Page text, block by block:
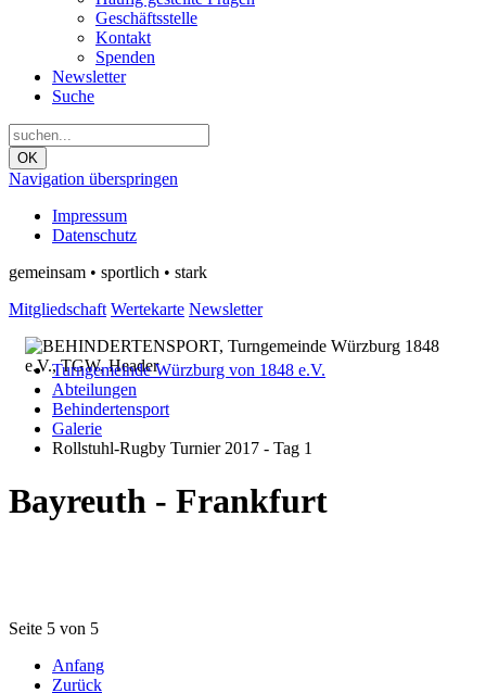
Geschäftsstelle
Kontakt
Spenden
Newsletter
Suche
OK
Navigation überspringen
Impressum
Datenschutz
gemeinsam • sportlich • stark
Mitgliedschaft Wertekarte Newsletter
Turngemeinde Würzburg von 1848 e.V.
Abteilungen
Behindertensport
Galerie
Rollstuhl-Rugby Turnier 2017 - Tag 1
Bayreuth - Frankfurt
Seite 5 von 5
Anfang
Zurück